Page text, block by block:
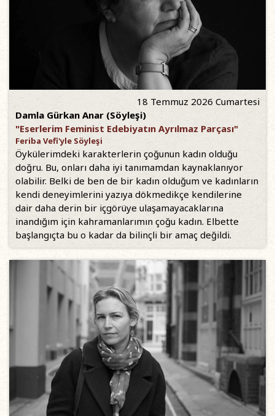
18 Temmuz 2026 Cumartesi
Damla Gürkan Anar (Söyleşi)
"Eserlerim Feminist Edebiyatın Ayrılmaz Parçası"
Feriba Vefi'yle Söyleşi
Öykülerimdeki karakterlerin çoğunun kadın olduğu
doğru. Bu, onları daha iyi tanımamdan kaynaklanıyor
olabilir. Belki de ben de bir kadın olduğum ve kadınların
kendi deneyimlerini yazıya dökmedikçe kendilerine
dair daha derin bir içgörüye ulaşamayacaklarına
inandığım için kahramanlarımın çoğu kadın. Elbette
başlangıçta bu o kadar da bilinçli bir amaç değildi.